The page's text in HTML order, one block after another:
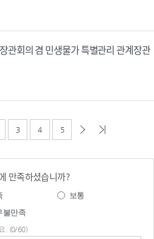
관회의 겸 민생물가 특별관리 관계장관
3 4 5
만족하셨습니까?
보통
불만족
. (0/60)